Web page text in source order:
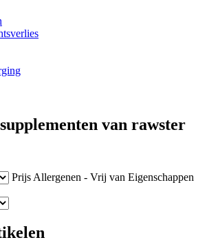
van rawster
Prijs Allergenen - Vrij van Eigenschappen